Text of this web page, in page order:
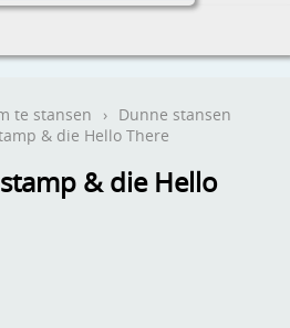
te stansen › Dunne stansen
& die Hello There
& die Hello